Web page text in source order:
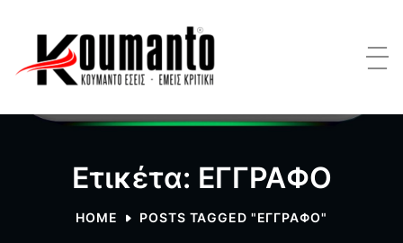
Ετικέτα: ΕΓΓΡΑΦΟ
HOME POSTS TAGGED "ΕΓΓΡΑΦΟ"